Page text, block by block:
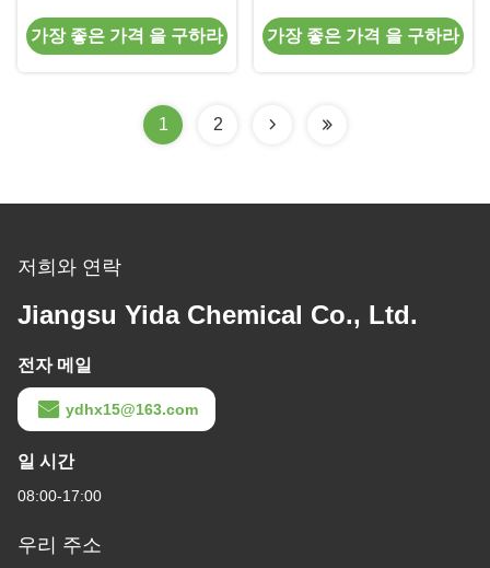
919-7 Carbitol 용매
가장 좋은 가격 을 구하라
모노에틸 에테르 Cas
No.112-50-5
가장 좋은 가격 을 구하라
1 2
저희와 연락
Jiangsu Yida Chemical Co., Ltd.
전자 메일
ydhx15@163.com
일 시간
08:00-17:00
우리 주소